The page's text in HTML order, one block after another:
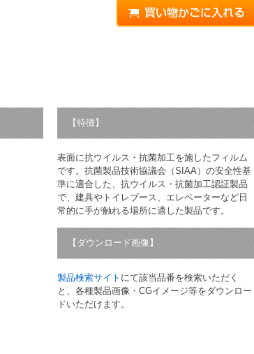
【特徴】
表面に抗ウイルス・抗菌加工を施したフィルム
です。抗菌製品技術協議会（SIAA）の安全性基
準に適合した、抗ウイルス・抗菌加工認証製品
で、建具やトイレブース、エレベーターなど日
常的に手が触れる場所に適した製品です。
【ダウンロード画像】
製品検索サイト にて該当品番を検索いただく
と、各種製品画像・CGイメージ等をダウンロー
ドいただけます。